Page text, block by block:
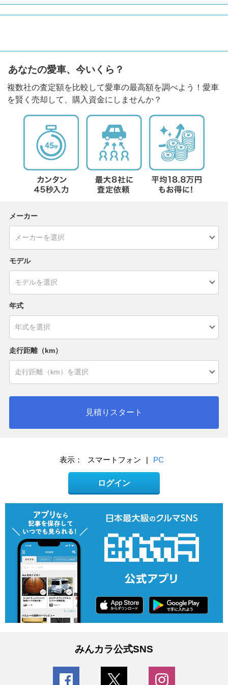
あなたの愛車、今いくら？
複数社の査定額を比較して愛車の最高額を調べよう！愛車
を賢く売却して、購入資金にしませんか？
メーカー
モデル
年式
走行距離（km）
見積りスタート
表示： スマートフォン | PC
ログイン
みんカラ公式SNS